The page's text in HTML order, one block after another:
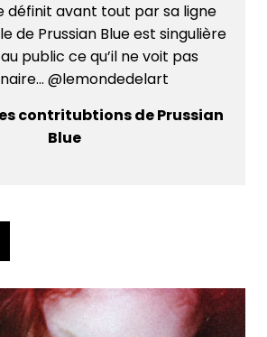
définit avant tout par sa ligne
de Prussian Blue est singulière
public ce qu’il ne voit pas
@lemondedelart
contritubtions de Prussian
Blue